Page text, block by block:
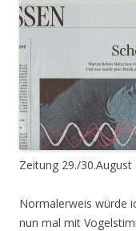
Zeitung 29./30.August
Normalerweis würde
nun mal mit